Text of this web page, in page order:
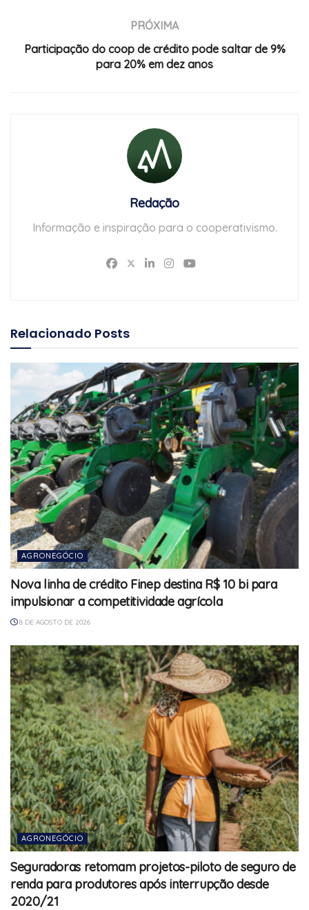
PRÓXIMA
Participação do coop de crédito pode saltar de 9%
para 20% em dez anos
Redação
Informação e inspiração para o cooperativismo.
Relacionado Posts
AGRONEGÓCIO
Nova linha de crédito Finep destina R$ 10 bi para
impulsionar a competitividade agrícola
8 DE AGOSTO DE 2026
AGRONEGÓCIO
Seguradoras retomam projetos-piloto de seguro de
renda para produtores após interrupção desde
2020/21